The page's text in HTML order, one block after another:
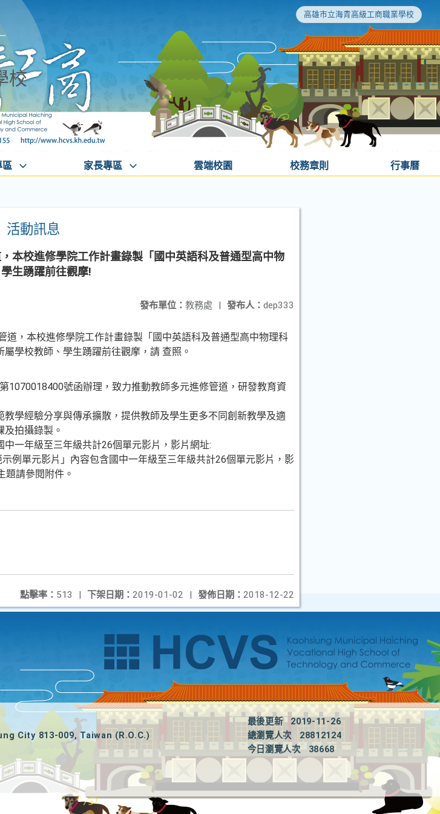
高雄市立海青高級工商職業學校
校
區 家長專區 雲端校園 校務章則 行事曆
活動訊息
本校進修學院工作計畫錄製「國中英語科及普通型高中物
生踴躍前往觀摩!
發布人： dep333
發布單位： 教務處 |
道，本校進修學院工作計畫錄製「國中英語科及普通型高中物理科
學校教師、學生踴躍前往觀摩，請 查照。
1070018400號函辦理，致力推動教師多元進修管道，研發教育資
學經驗分享與傳承擴散，提供教師及學生更多不同創新教學及適
拍攝錄製。
一年級至三年級共計26個單元影片，影片網址:
例單元影片」內容包含國中一年級至三年級共計26個單元影片，影
請參閱附件。
發佈日期： 2018-12-22
下架日期： 2019-01-02 |
點擊率： 513 |
City 813-009, Taiwan (R.O.C.)
最後更新
2019-11-26
總瀏覽人次
28812124
今日瀏覽人次
38668